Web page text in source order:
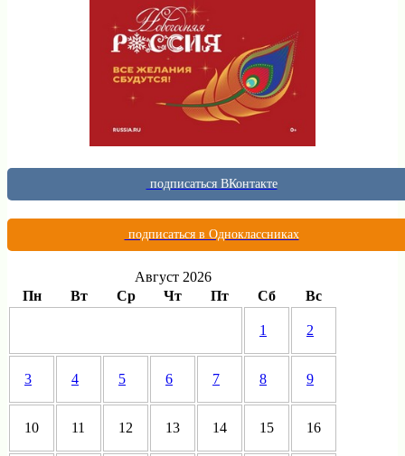
подписаться ВКонтакте
подписаться в Одноклассниках
Август 2026
Пн
Вт Ср Чт Пт Сб Вс
1 2
3 4 5 6 7 8 9
10 11 12 13 14 15 16